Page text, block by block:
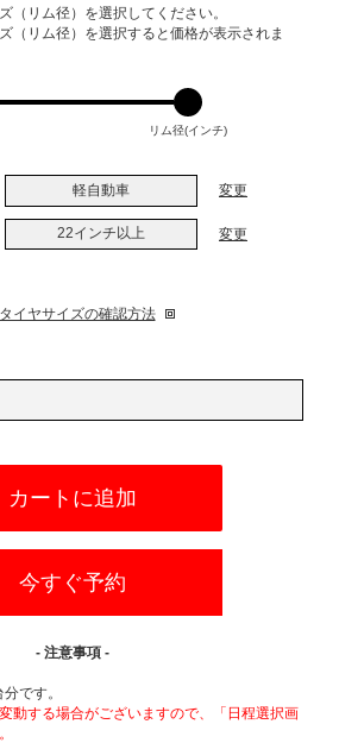
（リム径）を選択してください。
（リム径）を選択すると価格が表示されま
リム径(インチ)
軽自動車 変更
22インチ以上 変更
タイヤサイズの確認方法
カートに追加
今すぐ予約
- 注意事項 -
です。
動する場合がございますので、「日程選択画